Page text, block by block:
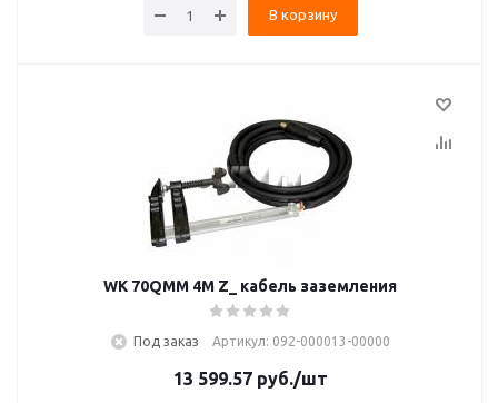
В корзину
WK 70QMM 4M Z_ кабель заземления
Под заказ Артикул: 092-000013-00000
13 599.57руб./шт